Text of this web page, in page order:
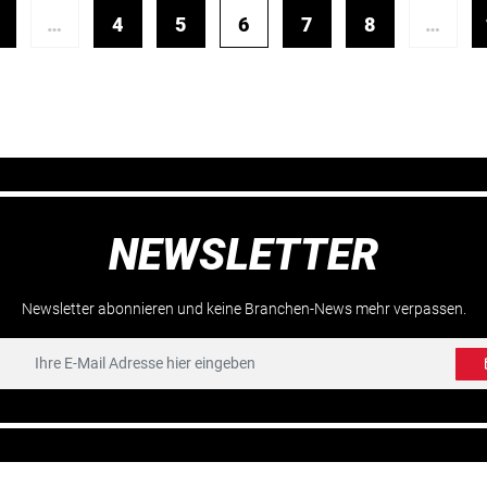
… 4 5 6 7 8 …
NEWSLETTER
Newsletter abonnieren und keine Branchen-News mehr verpassen.